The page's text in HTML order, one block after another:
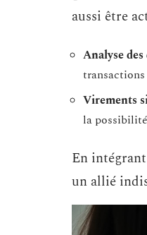
aussi être
Analyse des
Virements
la
En
un allié